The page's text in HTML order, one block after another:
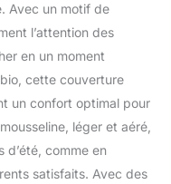
Avec un motif de
l’attention des
en un moment
cette couverture
un confort optimal pour
léger et aéré,
comme en
satisfaits. Avec des